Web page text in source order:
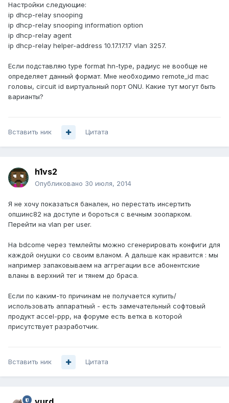
Настройки следующие:
ip dhcp-relay snooping
ip dhcp-relay snooping information option
ip dhcp-relay agent
ip dhcp-relay helper-address 10.17.17.17 vlan 3257.
Если подставляю type format hn-type, радиус не вообще не
определяет данный формат. Мне необходимо remote_id mac
головы, circuit id виртуальный порт ONU. Какие тут могут быть
варианты?
Вставить ник Цитата
h1vs2
Опубликовано 30 июля, 2014
Я не хочу показаться банален, но перестать инсертить
опшинс82 на доступе и бороться с вечным зоопарком.
Перейти на vlan per user.
На bdcomе через темлейты можно сгенерировать конфиги для
каждой онушки со своим вланом. А дальше как нравится : мы
например запаковываем на аггрегации все абонентские
вланы в верхний тег и тянем до браса.
Если по каким-то причинам не получается купить/
использовать аппаратный - есть замечательный софтовый
продукт accel-ppp, на форуме есть ветка в которой
присутствует разработчик.
Вставить ник Цитата